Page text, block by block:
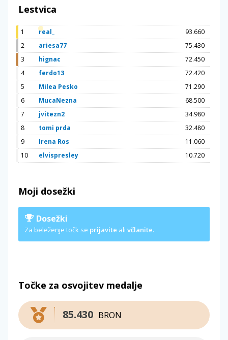
Lestvica
1 real_
93.660
2
ariesa77
75.430
3
hignac
72.450
4
ferdo13
72.420
5
Milea Pesko
71.290
6
MucaNezna
68.500
7
jvitezn2
34.980
8
tomi prda
32.480
9
Irena Ros
11.060
10
elvispresley 10.720
Moji dosežki
Dosežki
Za beleženje točk se prijavite ali včlanite.
Točke za osvojitev medalje
BRON
85.430